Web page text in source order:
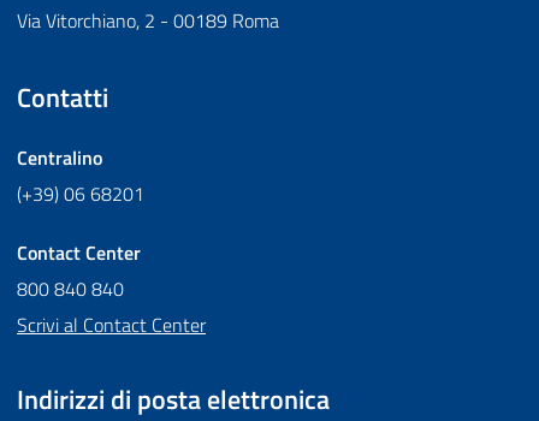
Via Vitorchiano, 2 - 00189 Roma
Contatti
Centralino
(+39) 06 68201
Contact Center
800 840 840
Scrivi al Contact Center
Indirizzi di posta elettronica